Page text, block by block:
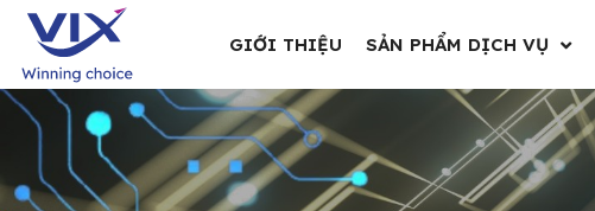
GIỚI THIỆU SẢN PHẨM DỊCH VỤ